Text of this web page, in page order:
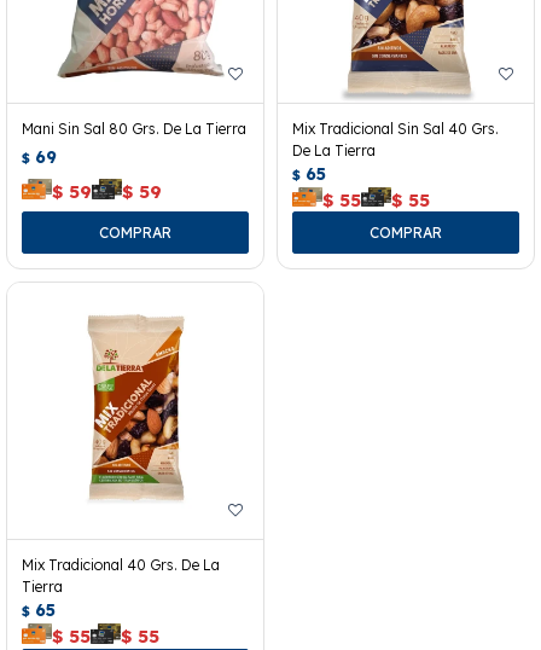
Mani Sin Sal 80 Grs. De La Tierra
$ 69
$ 59 $ 59
Mix Tradicional Sin Sal 40 Grs.
De La Tierra
$ 65
$ 55 $ 55
Mix Tradicional 40 Grs. De La
Tierra
$ 65
$ 55 $ 55